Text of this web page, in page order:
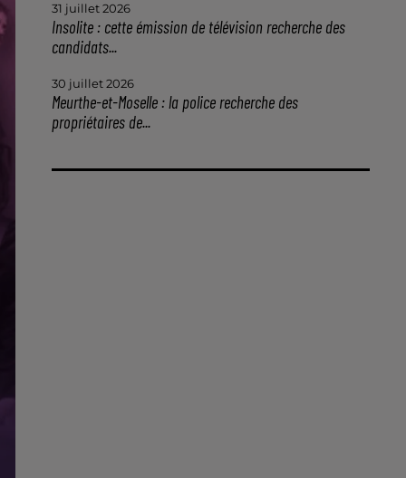
31 juillet 2026
Insolite : cette émission de télévision recherche des
candidats...
30 juillet 2026
Meurthe-et-Moselle : la police recherche des
propriétaires de...